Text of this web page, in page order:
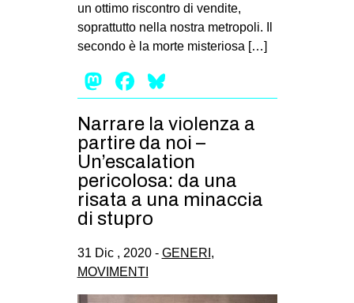
un ottimo riscontro di vendite,
soprattutto nella nostra metropoli. Il
secondo è la morte misteriosa […]
Mastodon
Facebook
Narrare la violenza a
partire da noi –
Un’escalation
pericolosa: da una
risata a una minaccia
di stupro
31 Dic , 2020 - GENERI ,
MOVIMENTI